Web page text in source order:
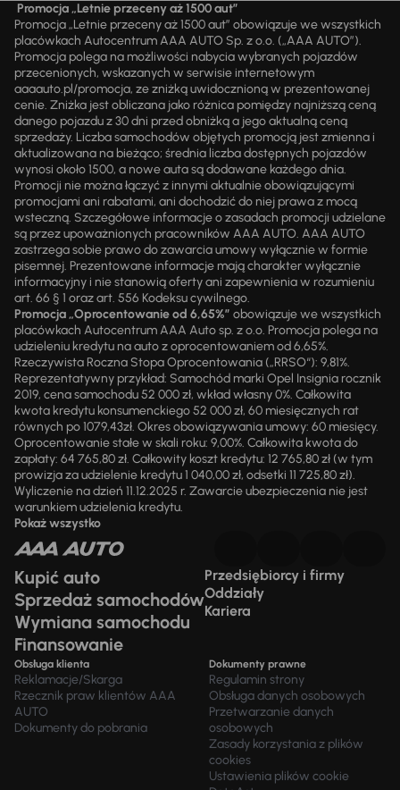
Promocja „Letnie przeceny aż 1500 aut”
Promocja „Letnie przeceny aż 1500 aut” obowiązuje we wszystkich
placówkach Autocentrum AAA AUTO Sp. z o.o. („AAA AUTO”).
Promocja polega na możliwości nabycia wybranych pojazdów
przecenionych, wskazanych w serwisie internetowym
aaaauto.pl/promocja, ze zniżką uwidocznioną w prezentowanej
cenie. Zniżka jest obliczana jako różnica pomiędzy najniższą ceną
danego pojazdu z 30 dni przed obniżką a jego aktualną ceną
sprzedaży. Liczba samochodów objętych promocją jest zmienna i
aktualizowana na bieżąco; średnia liczba dostępnych pojazdów
wynosi około 1500, a nowe auta są dodawane każdego dnia.
Promocji nie można łączyć z innymi aktualnie obowiązującymi
promocjami ani rabatami, ani dochodzić do niej prawa z mocą
wsteczną. Szczegółowe informacje o zasadach promocji udzielane
są przez upoważnionych pracowników AAA AUTO. AAA AUTO
zastrzega sobie prawo do zawarcia umowy wyłącznie w formie
pisemnej. Prezentowane informacje mają charakter wyłącznie
informacyjny i nie stanowią oferty ani zapewnienia w rozumieniu
art. 66 § 1 oraz art. 556 Kodeksu cywilnego.
Promocja „Oprocentowanie od 6,65%” obowiązuje we wszystkich
placówkach Autocentrum AAA Auto sp. z o.o. Promocja polega na
udzieleniu kredytu na auto z oprocentowaniem od 6,65%.
Rzeczywista Roczna Stopa Oprocentowania („RRSO“): 9,81%.
Reprezentatywny przykład: Samochód marki Opel Insignia rocznik
2019, cena samochodu 52 000 zł, wkład własny 0%. Całkowita
kwota kredytu konsumenckiego 52 000 zł, 60 miesięcznych rat
równych po 1079,43zł. Okres obowiązywania umowy: 60 miesięcy.
Oprocentowanie stałe w skali roku: 9,00%. Całkowita kwota do
zapłaty: 64 765,80 zł. Całkowity koszt kredytu: 12 765,80 zł (w tym
prowizja za udzielenie kredytu 1 040,00 zł, odsetki 11 725,80 zł).
Wyliczenie na dzień 11.12.2025 r. Zawarcie ubezpieczenia nie jest
warunkiem udzielenia kredytu.
Pokaż wszystko
Kupić auto
Sprzedaż samochodów
Wymiana samochodu
Finansowanie
Przedsiębiorcy i firmy
Oddziały
Kariera
Obsługa klienta
Reklamacje/Skarga
Rzecznik praw klientów AAA
AUTO
Dokumenty do pobrania
Dokumenty prawne
Regulamin strony
Obsługa danych osobowych
Przetwarzanie danych
osobowych
Zasady korzystania z plików
cookies
Ustawienia plików cookie